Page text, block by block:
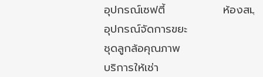
อุปกรณ์เซฟตี้
ห้องสมุ
อุปกรณ์จัดการขยะ
ชุดลูกล้อคุณภาพ
บริการให้เช่า